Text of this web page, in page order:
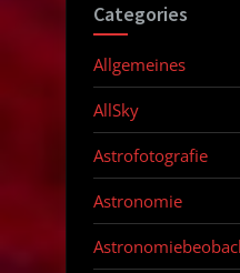
Categories
Allgemeines
AllSky
Astrofotografie
Astronomie